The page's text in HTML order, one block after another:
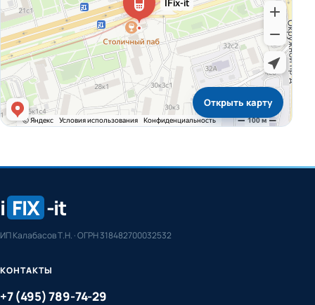
Открыть карту
i FIX -it
ИП Калабасов Т.Н. · ОГРН 318482700032532
КОНТАКТЫ
+7 (495) 789-74-29